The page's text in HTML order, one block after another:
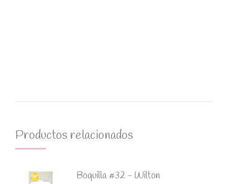
Productos relacionados
Boquilla #32 - Wilton